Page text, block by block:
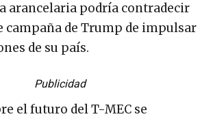
arancelaria podría contradecir
campaña de Trump de impulsar
de su país.
Publicidad
el futuro del T-MEC se